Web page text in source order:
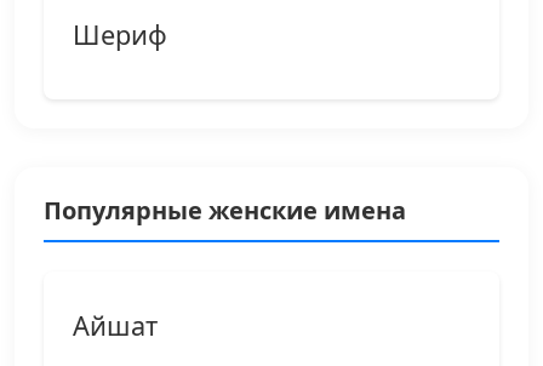
Шериф
Популярные женские имена
Айшат